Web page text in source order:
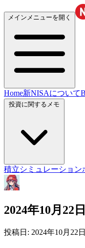
メインメニューを開く
Home新NISAについて
積立シミュレーション
2024年10月22
投稿日: 2024年10月22日